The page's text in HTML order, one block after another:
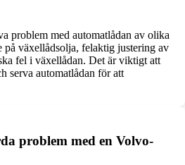
problem med automatlådan av olika
på växellådsolja, felaktig justering av
fel i växellådan. Det är viktigt att
serva automatlådan för att
problem med en Volvo-